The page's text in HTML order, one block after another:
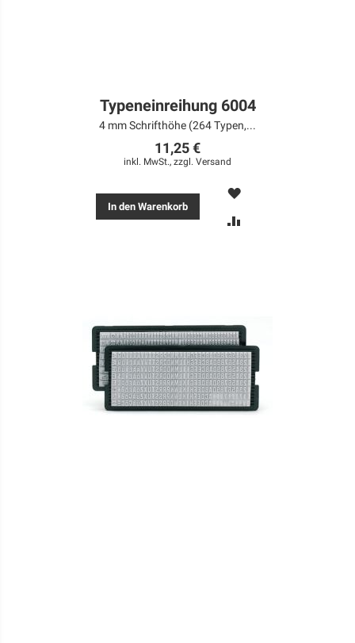
Typeneinreihung 6004
4 mm Schrifthöhe (264 Typen,...
11,25 €
inkl. MwSt., zzgl. Versand
In den Warenkorb
MERKEN